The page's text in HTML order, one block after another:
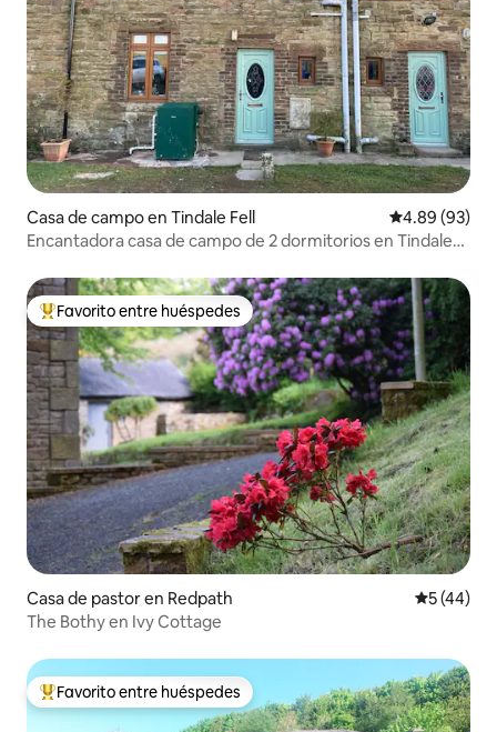
Casa de campo en Tindale Fell Calificación
4.89 (93)
Encantadora casa de campo de 2 dormitorios en Tindale
Favorito entre huéspedes preferido
Favorito entre huéspedes
Casa de pastor en Redpath
5 (44)
The Bothy en Ivy Cottage
Favorito entre huéspedes preferido
Favorito entre huéspedes